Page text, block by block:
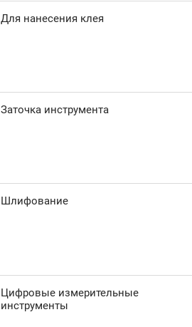
Для нанесения клея
Заточка инструмента
Шлифование
Цифровые измерительные
инструменты